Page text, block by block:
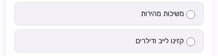
משיכות מהירות
קזינו לייב ודילרים